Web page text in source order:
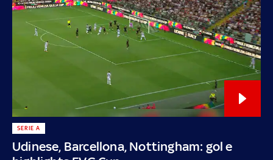
Udinese, Barcellona, Nottingham: gol e
SERIE A